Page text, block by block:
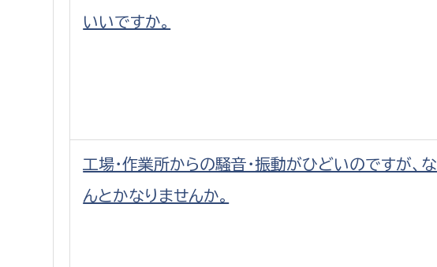
いいですか。
工場・作業所からの騒音・振動がひどいのですが、な
んとかなりませんか。